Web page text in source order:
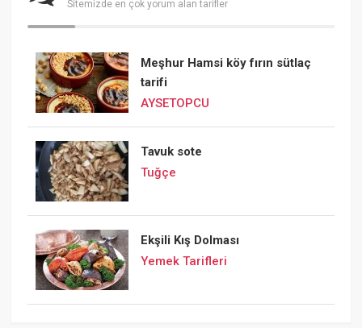
Sitemizde en çok yorum alan tarifler
Meşhur Hamsi köy fırın sütlaç
tarifi
AYSETOPCU
Tavuk sote
Tuğçe
Ekşili Kış Dolması
Yemek Tarifleri